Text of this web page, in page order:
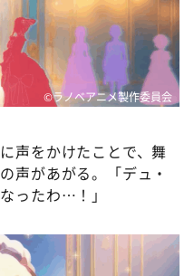
©ラノベアニメ製作委員会
声をかけたことで、舞
声があがる。「デュ・
ったわ…！」